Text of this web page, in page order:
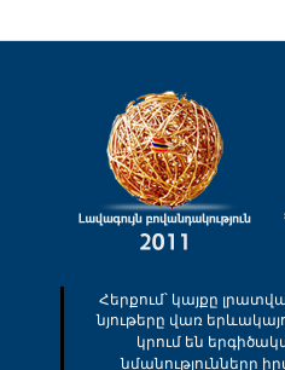
Հերքում՝ կայքը
նյութերը վառ
կրում են
նմանությունները